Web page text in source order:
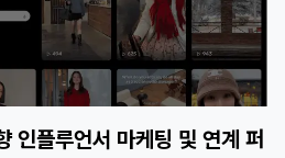
플루언서 마케팅 및 연계 퍼